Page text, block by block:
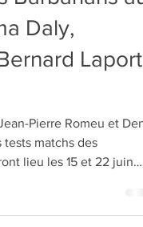
lecture
Barbarians au
Daly,
tests matchs des
lieu les 15 et 22 juin